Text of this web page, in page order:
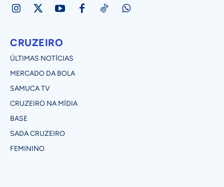
CRUZEIRO
ÚLTIMAS NOTÍCIAS
MERCADO DA BOLA
SAMUCA TV
CRUZEIRO NA MÍDIA
BASE
SADA CRUZEIRO
FEMININO